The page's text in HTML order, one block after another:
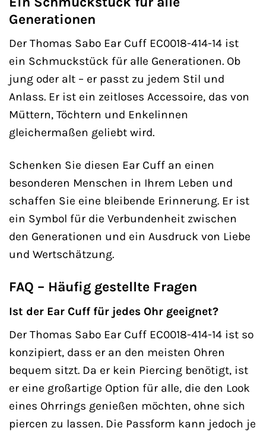
Generationen
Der Thomas Sabo Ear Cuff EC0018-414-14 ist
ein Schmuckstück für alle Generationen. Ob
jung oder alt – er passt zu jedem Stil und
Anlass. Er ist ein zeitloses Accessoire, das von
Müttern, Töchtern und Enkelinnen
gleichermaßen geliebt wird.
Schenken Sie diesen Ear Cuff an einen
besonderen Menschen in Ihrem Leben und
schaffen Sie eine bleibende Erinnerung. Er ist
ein Symbol für die Verbundenheit zwischen
den Generationen und ein Ausdruck von Liebe
und Wertschätzung.
FAQ – Häufig gestellte Fragen
Ist der Ear Cuff für jedes Ohr geeignet?
Der Thomas Sabo Ear Cuff EC0018-414-14 ist so
konzipiert, dass er an den meisten Ohren
bequem sitzt. Da er kein Piercing benötigt, ist
er eine großartige Option für alle, die den Look
eines Ohrrings genießen möchten, ohne sich
piercen zu lassen. Die Passform kann jedoch je